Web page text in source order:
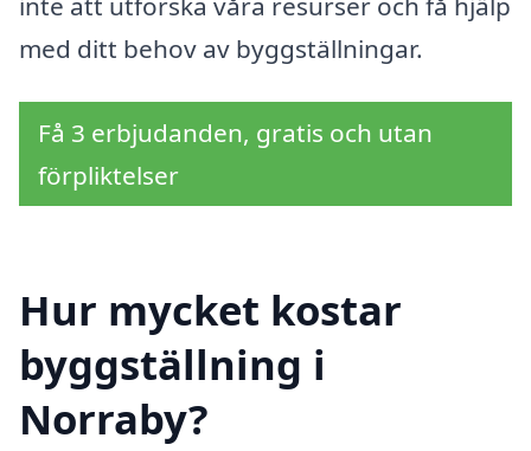
med ditt behov av byggställningar.
Få 3 erbjudanden, gratis och utan
förpliktelser
Hur mycket kostar
byggställning i
Norraby?